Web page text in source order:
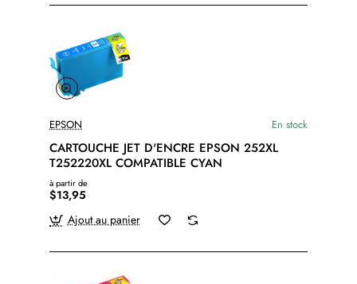
EPSON En stock
CARTOUCHE JET D'ENCRE EPSON 252XL
T252220XL COMPATIBLE CYAN
à partir de
$13,95
Ajout au panier